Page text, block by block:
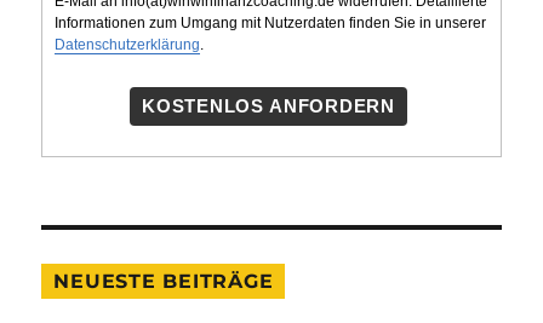
Informationen zum Umgang mit Nutzerdaten finden Sie in unserer
Datenschutzerklärung.
KOSTENLOS ANFORDERN
NEUESTE BEITRÄGE